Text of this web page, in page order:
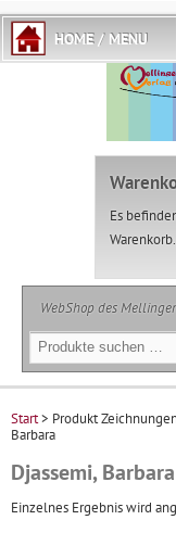
Es
Warenkorb.
WebShop des
Suchen
nach:
Start> Produkt
Barbara
Djassemi, Barbara
Einzelnes Ergebnis wird